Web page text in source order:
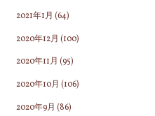
2021年1月 (64)
2020年12月 (100)
2020年11月 (95)
2020年10月 (106)
2020年9月 (86)